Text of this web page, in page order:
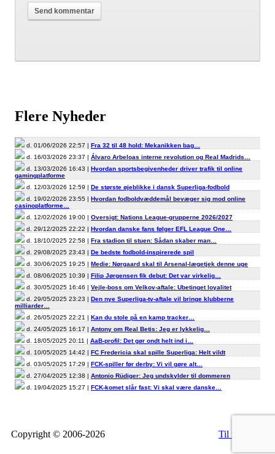
Flere Nyheder
d. 01/06/2026 22:57 | Fra 32 til 48 hold: Mekanikken bag…
d. 16/03/2026 23:37 | Álvaro Arbeloas interne revolution og Real Madrids…
d. 13/03/2026 16:43 | Hvordan sportsbegivenheder driver trafik til online
gamingplatforme
d. 12/03/2026 12:59 | De største øjeblikke i dansk Superliga-fodbold
d. 19/02/2026 23:55 | Hvordan fodboldvæddemål bevæger sig mod online
casinoplatforme…
d. 12/02/2026 19:00 | Oversigt: Nations League-grupperne 2026/2027
d. 29/12/2025 22:22 | Hvordan danske fans følger EFL League One…
d. 18/10/2025 22:58 | Fra stadion til stuen: Sådan skaber man…
d. 29/08/2025 23:43 | De bedste fodbold-inspirerede spil
d. 30/06/2025 19:25 | Medie: Nørgaard skal til Arsenal-lægetjek denne uge
d. 08/06/2025 10:39 | Filip Jørgensen fik debut: Det var virkelig…
d. 30/05/2025 16:46 | Vejle-boss om Velkov-aftale: Ubetinget loyalitet
d. 29/05/2025 23:23 | Den nye Superliga-tv-aftale vil bringe klubberne
milliarder…
d. 26/05/2025 22:21 | Kan du stole på en kamp tracker…
d. 24/05/2025 16:17 | Antony om Real Betis: Jeg er lykkelig…
d. 18/05/2025 20:11 | AaB-profil: Det gør ondt helt ind i…
d. 10/05/2025 14:42 | FC Fredericia skal spille Superliga: Helt vildt
d. 03/05/2025 17:29 | FCK-spiller før derby: Vi vil gøre alt…
d. 27/04/2025 12:38 | Antonio Rüdiger: Jeg undskylder til dommeren
d. 19/04/2025 15:27 | FCK-komet slår fast: Vi skal være danske…
Copyright © 2006-2026 Til top